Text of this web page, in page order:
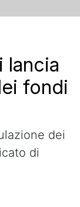
lancia
fondi
dei
di